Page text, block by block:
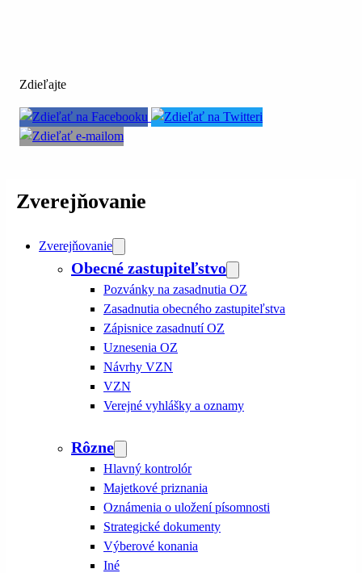
Zdieľajte
Zverejňovanie
Zverejňovanie
Obecné zastupiteľstvo
Pozvánky na zasadnutia OZ
Zasadnutia obecného zastupiteľstva
Zápisnice zasadnutí OZ
Uznesenia OZ
Návrhy VZN
VZN
Verejné vyhlášky a oznamy
Rôzne
Hlavný kontrolór
Majetkové priznania
Oznámenia o uložení písomnosti
Strategické dokumenty
Výberové konania
Iné